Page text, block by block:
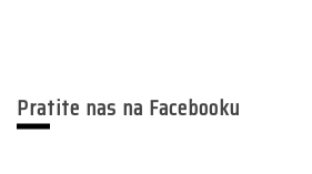
Pratite nas na Facebooku